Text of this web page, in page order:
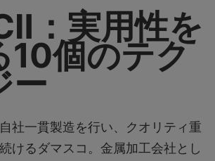
：実用性を
10個のテク
ー
社一貫製造を行い、クオリティ重
けるダマスコ。金属加工会社とし